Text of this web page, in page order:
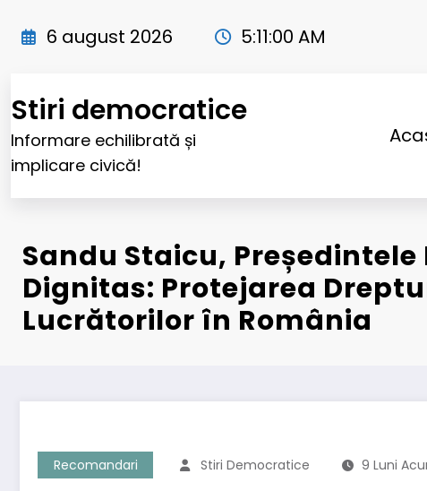
6 august 2026 5:11:01 AM
Stiri democratice
Informare echilibrată și
implicare civică!
Sandu Staicu,
Dignitas: Protejarea
Lucrătorilor în România
Recomandari Stiri Democratice 9 Luni